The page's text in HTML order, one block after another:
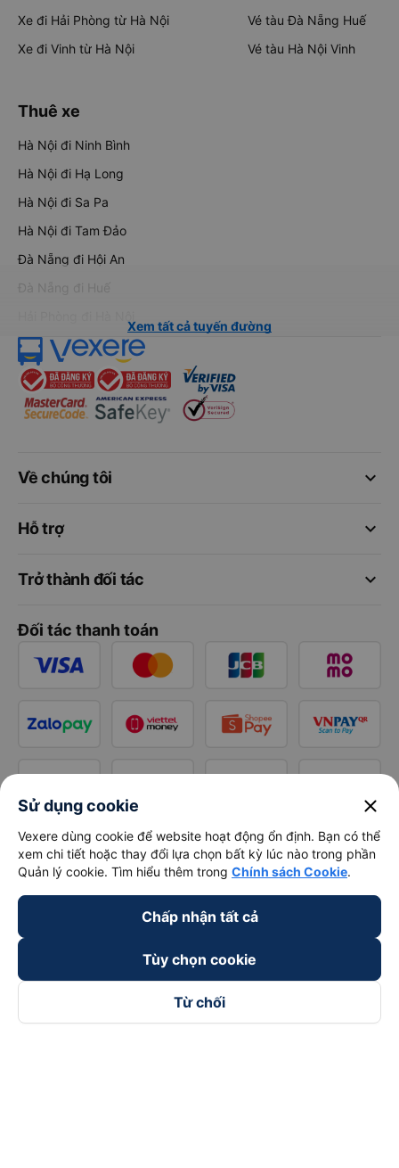
Xe đi Hải Phòng từ Hà Nội
Xe đi Vinh từ Hà Nội
Vé tàu Đà Nẵng Huế
Vé tàu Hà Nội Vinh
Thuê xe
Hà Nội đi Ninh Bình
Hà Nội đi Hạ Long
Hà Nội đi Sa Pa
Hà Nội đi Tam Đảo
Đà Nẵng đi Hội An
Đà Nẵng đi Huế
Xem tất cả tuyến đường
keyboard_arrow_down
Về chúng tôi
keyboard_arrow_down
Hỗ trợ
keyboard_arrow_down
Trở thành đối tác
Đối tác thanh toán
Sử dụng cookie close
Vexere dùng cookie để website hoạt động ổn định. Bạn có thể
xem chi tiết hoặc thay đổi lựa chọn bất kỳ lúc nào trong phần
Quản lý cookie. Tìm hiểu thêm trong Chính sách Cookie.
Chấp nhận tất cả
Tùy chọn cookie
Từ chối